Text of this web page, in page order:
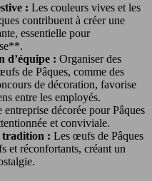
: Les couleurs vives et les
contribuent à créer une
essentielle pour
d’équipe : Organiser des
de Pâques, comme des
de décoration, favorise
entre les employés.
entreprise décorée pour Pâques
et conviviale.
tradition : Les œufs de Pâques
et réconfortants, créant un